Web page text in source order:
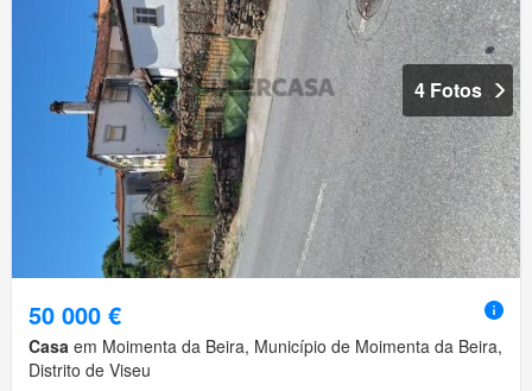
4 Fotos
50 000 €
Casa em Moimenta da Beira, Município de Moimenta da Beira,
Distrito de Viseu